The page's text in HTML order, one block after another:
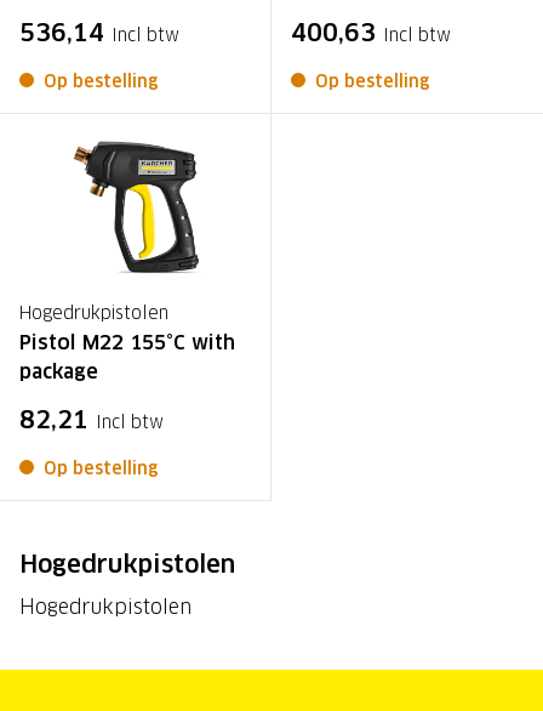
536,14 Incl btw
Op bestelling
400,63 Incl btw
Op bestelling
Hogedrukpistolen
Pistol M22 155°C with
package
82,21 Incl btw
Op bestelling
Hogedrukpistolen
Hogedrukpistolen